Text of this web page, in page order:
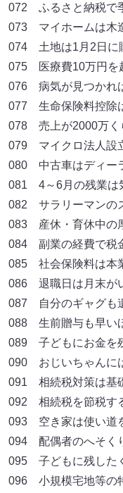
072 ふるさと納税で
073 マイホームは木
074 土地は1月2日に
075 医療費10万円を
076 病気が見つかれ
077 生命保険料控除
078 売上が2000万く
079 マイクロ法人設
080 中古車はディー
081 4～6月の残業は
082 サラリーマンの
083 産休・育休中の
084 副業の経費で税
085 社会保険料は本
086 退職日は月末が
087 自分のギャグも
088 生前贈与も早い
089 子どもにお金を
090 おじいちゃんに
091 相続税対策は基
092 相続税を節税す
093 空き家は使い道
094 配偶者のへそく
095 子どもに残した
096 小規模宅地等の